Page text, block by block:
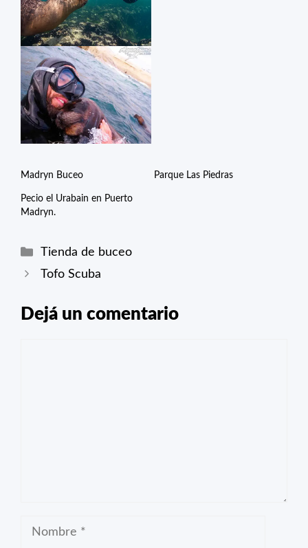
Madryn Buceo Parque Las Piedras
Pecio el Urabain en Puerto
Madryn.
Categorías
Tienda de buceo
Tofo Scuba
Dejá un comentario
Nombre